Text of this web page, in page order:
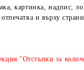
картинка, надпис,
и върху
"Отстъпки за